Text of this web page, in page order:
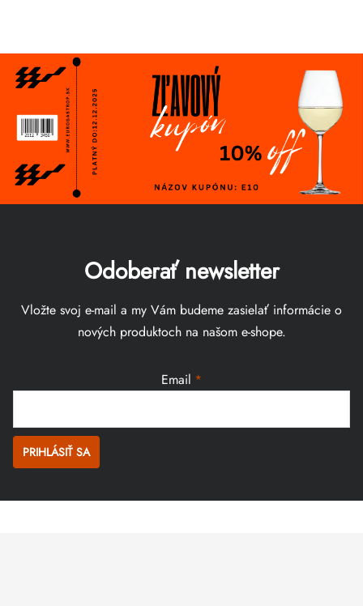
Odoberať newsletter
Vložte svoj e-mail a my Vám budeme zasielať informácie o
nových produktoch na našom e-shope.
Email
PRIHLÁSIŤ SA